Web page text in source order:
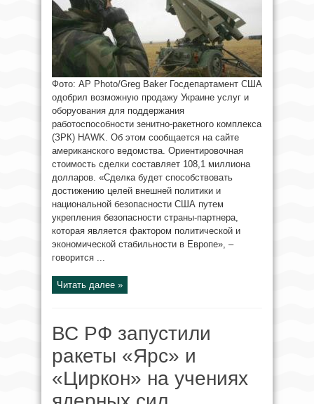
Фото: AP Photo/Greg Baker Госдепартамент США
одобрил возможную продажу Украине услуг и
оборуования для поддержания
работоспособности зенитно-ракетного комплекса
(ЗРК) HAWK. Об этом сообщается на сайте
американского ведомства. Ориентировочная
стоимость сделки составляет 108,1 миллиона
долларов. «Сделка будет способствовать
достижению целей внешней политики и
национальной безопасности США путем
укрепления безопасности страны-партнера,
которая является фактором политической и
экономической стабильности в Европе», –
говорится ...
Читать далее »
ВС РФ запустили
ракеты «Ярс» и
«Циркон» на учениях